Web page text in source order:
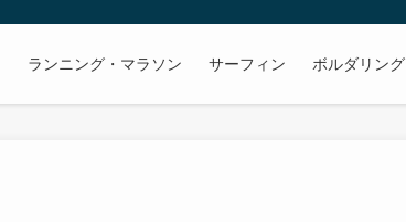
ランニング・マラソン サーフィン ボルダリング